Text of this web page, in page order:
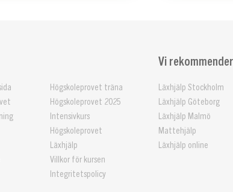
Högskoleprovet träna
Högskoleprovet 2025
Intensivkurs
Högskoleprovet
Läxhjälp
Villkor för kursen
Integritetspolicy
Vi
Läxhjälp Stockholm
Läxhjälp Göteborg
Läxhjälp Malmö
Mattehjälp
Läxhjälp online